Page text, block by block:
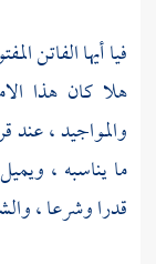
فيا أيها الفاتن
هلا كان هذا
والمواجيد ، عند
ما يناسبه ،
قدرا وشرعا ،